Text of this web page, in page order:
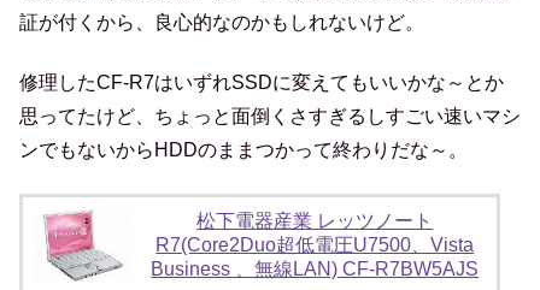
証が付くから、良心的なのかもしれないけど。
修理したCF-R7はいずれSSDに変えてもいいかな～とか
思ってたけど、ちょっと面倒くさすぎるしすごい速いマシ
ンでもないからHDDのままつかって終わりだな～。
松下電器産業 レッツノート
R7(Core2Duo超低電圧U7500、Vista
Business 、無線LAN) CF-R7BW5AJS